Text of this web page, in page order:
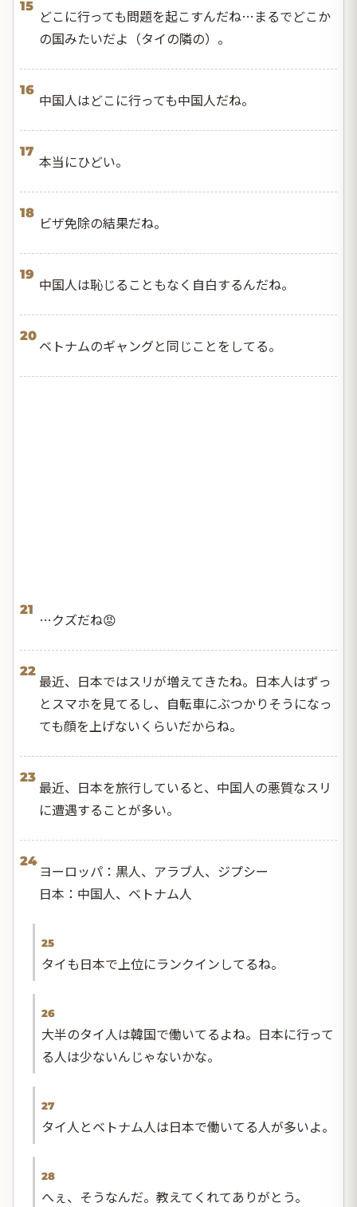
15
どこに行っても問題を起こすんだね…まるでどこか
の国みたいだよ（タイの隣の）。
16
中国人はどこに行っても中国人だね。
17
本当にひどい。
18
ビザ免除の結果だね。
19
中国人は恥じることもなく自白するんだね。
20
ベトナムのギャングと同じことをしてる。
21
…クズだね😡
22
最近、日本ではスリが増えてきたね。日本人はずっ
とスマホを見てるし、自転車にぶつかりそうになっ
ても顔を上げないくらいだからね。
23
最近、日本を旅行していると、中国人の悪質なスリ
に遭遇することが多い。
24
ヨーロッパ：黒人、アラブ人、ジプシー
日本：中国人、ベトナム人
25
タイも日本で上位にランクインしてるね。
26
大半のタイ人は韓国で働いてるよね。日本に行って
る人は少ないんじゃないかな。
27
タイ人とベトナム人は日本で働いてる人が多いよ。
28
へぇ、そうなんだ。教えてくれてありがとう。